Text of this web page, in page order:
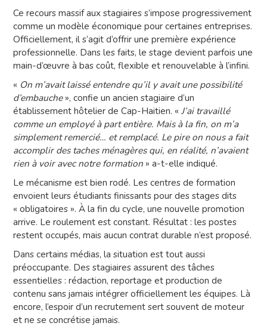
Ce recours massif aux stagiaires s’impose progressivement
comme un modèle économique pour certaines entreprises.
Officiellement, il s’agit d’offrir une première expérience
professionnelle. Dans les faits, le stage devient parfois une
main-d’œuvre à bas coût, flexible et renouvelable à l’infini.
« On m’avait laissé entendre qu’il y avait une possibilité
d’embauche», confie un ancien stagiaire d’un
établissement hôtelier de Cap-Haitien. « J’ai travaillé
comme un employé à part entière. Mais à la fin, on m’a
simplement remercié… et remplacé. Le pire on nous a fait
accomplir des taches ménagères qui, en réalité, n’avaient
rien à voir avec notre formation » a-t-elle indiqué.
Le mécanisme est bien rodé. Les centres de formation
envoient leurs étudiants finissants pour des stages dits
« obligatoires ». À la fin du cycle, une nouvelle promotion
arrive. Le roulement est constant. Résultat : les postes
restent occupés, mais aucun contrat durable n’est proposé.
Dans certains médias, la situation est tout aussi
préoccupante. Des stagiaires assurent des tâches
essentielles : rédaction, reportage et production de
contenu sans jamais intégrer officiellement les équipes. Là
encore, l’espoir d’un recrutement sert souvent de moteur
et ne se concrétise jamais.